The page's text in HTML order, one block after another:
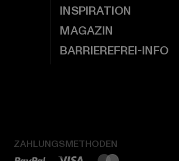
INSPIRATION
MAGAZIN
BARRIEREFREI-INFO
ZAHLUNGSMETHODEN